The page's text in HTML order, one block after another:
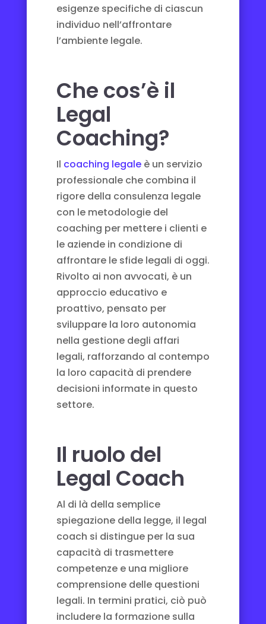
esigenze specifiche di ciascun
individuo nell’affrontare
l’ambiente legale.
Che cos’è il
Legal
Coaching?
Il coaching legaleè un servizio
professionale che combina il
rigore della consulenza legale
con le metodologie del
coaching per mettere i clienti e
le aziende in condizione di
affrontare le sfide legali di oggi.
Rivolto ai non avvocati, è un
approccio educativo e
proattivo, pensato per
sviluppare la loro autonomia
nella gestione degli affari
legali, rafforzando al contempo
la loro capacità di prendere
decisioni informate in questo
settore.
Il ruolo del
Legal Coach
Al di là della semplice
spiegazione della legge, il legal
coach si distingue per la sua
capacità di trasmettere
competenze e una migliore
comprensione delle questioni
legali. In termini pratici, ciò può
includere la formazione sulla